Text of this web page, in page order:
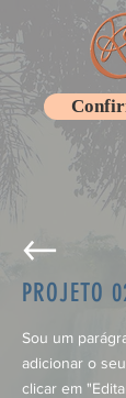
PROJETO
Sou um
adicionar o
clicar em